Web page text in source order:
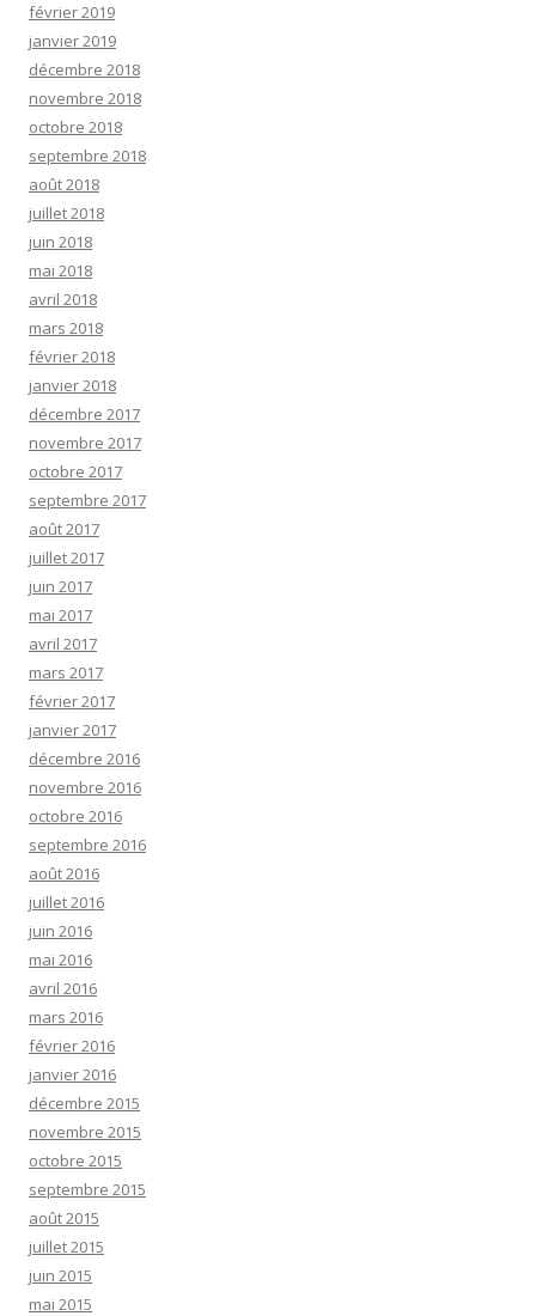
février 2019
janvier 2019
décembre 2018
novembre 2018
octobre 2018
septembre 2018
août 2018
juillet 2018
juin 2018
mai 2018
avril 2018
mars 2018
février 2018
janvier 2018
décembre 2017
novembre 2017
octobre 2017
septembre 2017
août 2017
juillet 2017
juin 2017
mai 2017
avril 2017
mars 2017
février 2017
janvier 2017
décembre 2016
novembre 2016
octobre 2016
septembre 2016
août 2016
juillet 2016
juin 2016
mai 2016
avril 2016
mars 2016
février 2016
janvier 2016
décembre 2015
novembre 2015
octobre 2015
septembre 2015
août 2015
juillet 2015
juin 2015
mai 2015